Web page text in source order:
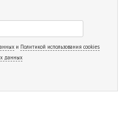
и Политикой использования cookies
данных